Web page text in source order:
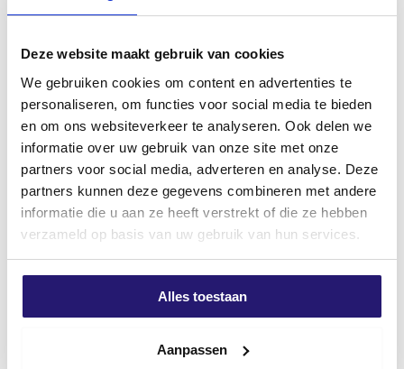
Deze website maakt gebruik van cookies
We gebruiken cookies om content en advertenties te
personaliseren, om functies voor social media te bieden
en om ons websiteverkeer te analyseren. Ook delen we
informatie over uw gebruik van onze site met onze
partners voor social media, adverteren en analyse. Deze
partners kunnen deze gegevens combineren met andere
informatie die u aan ze heeft verstrekt of die ze hebben
verzameld op basis van uw gebruik van hun services.
Alles toestaan
Aanpassen
TP610 ILLMOD COMPRI wird angewendet auf
– Flache, parallele Fugen: Aluminium, Stahl, Edelstahl,
lackiertes und gehobeltes Holz, nicht strukturierter
Beton, extrudierter Kunststoff usw.
– Unebene, parallele Fugen: Steinmauerwerk, mit
einer Struktur versehene Materialien.
– Flache, geneigte Fugen: Bei geneigten Fugen muss
die Fugenbreite mit der entsprechenden Bandstärke im
Voraus festgelegt werden.
– Ungleichmäßige, geneigte Fugen: Wenn nur eine der
Fugenwände flach ist, sollte die Fuge als
die breiteste Fugengröße, um die Streifendicke und
professional Hochklebende
Dichtungsmasse G70 weiß
290ml
Ursprünglicher
Aktueller
excl. BTW:€3,97
Allround-Arbeitshandschuhe
PRO Größe 10
excl. BTW: